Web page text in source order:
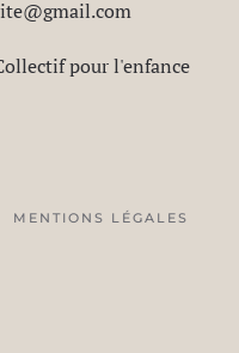
pour l'enfance
MENTIONS LÉGALES